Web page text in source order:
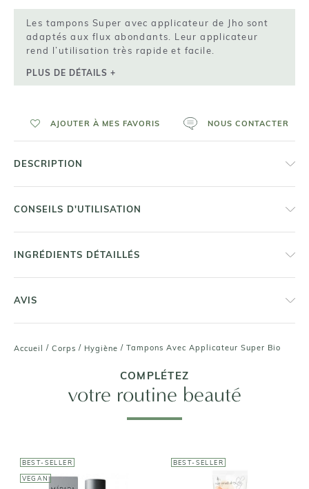
Accueil / Corps / Hygiène / Tampons Avec Applicateur Super Bio
Les tampons Super avec applicateur de Jho sont
adaptés aux flux abondants. Leur applicateur
rend l’utilisation très rapide et facile.
PLUS DE DÉTAILS +
AJOUTER À MES FAVORIS NOUS CONTACTER
DESCRIPTION
CONSEILS D'UTILISATION
INGRÉDIENTS DÉTAILLÉS
AVIS
COMPLÉTEZ
votre routine beauté
BEST-SELLER
VEGAN
BEST-SELLER